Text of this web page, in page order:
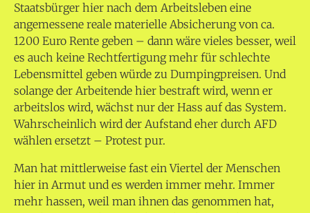
Staatsbürger hier nach dem Arbeitsleben eine
angemessene reale materielle Absicherung von ca.
1200 Euro Rente geben – dann wäre vieles besser, weil
es auch keine Rechtfertigung mehr für schlechte
Lebensmittel geben würde zu Dumpingpreisen. Und
solange der Arbeitende hier bestraft wird, wenn er
arbeitslos wird, wächst nur der Hass auf das System.
Wahrscheinlich wird der Aufstand eher durch AFD
wählen ersetzt – Protest pur.
Man hat mittlerweise fast ein Viertel der Menschen
hier in Armut und es werden immer mehr. Immer
mehr hassen, weil man ihnen das genommen hat,